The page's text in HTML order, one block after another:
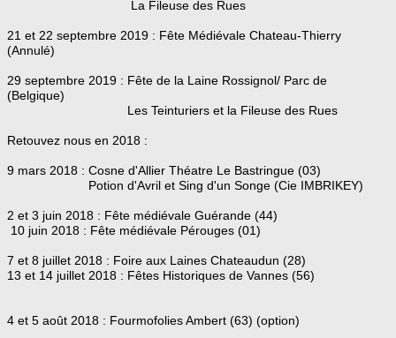
La Fileuse des Rues
21 et 22 septembre 2019 : Fête Médiévale Chateau-Thierry
(Annulé)
29 septembre 2019 : Fête de la Laine Rossignol/ Parc de
(Belgique)
Les Teinturiers et la Fileuse des Rues
Retouvez nous en 2018 :
9 mars 2018 : Cosne d'Allier Théatre Le Bastringue (03)
Potion d'Avril et Sing d'un Songe (Cie IMBRIKEY)
2 et 3 juin 2018 : Fête médiévale Guérande (44)
10 juin 2018 : Fête médiévale Pérouges (01)
7 et 8 juillet 2018 : Foire aux Laines Chateaudun (28)
13 et 14 juillet 2018 : Fêtes Historiques de Vannes (56)
4 et 5 août 2018 : Fourmofolies Ambert (63) (option)